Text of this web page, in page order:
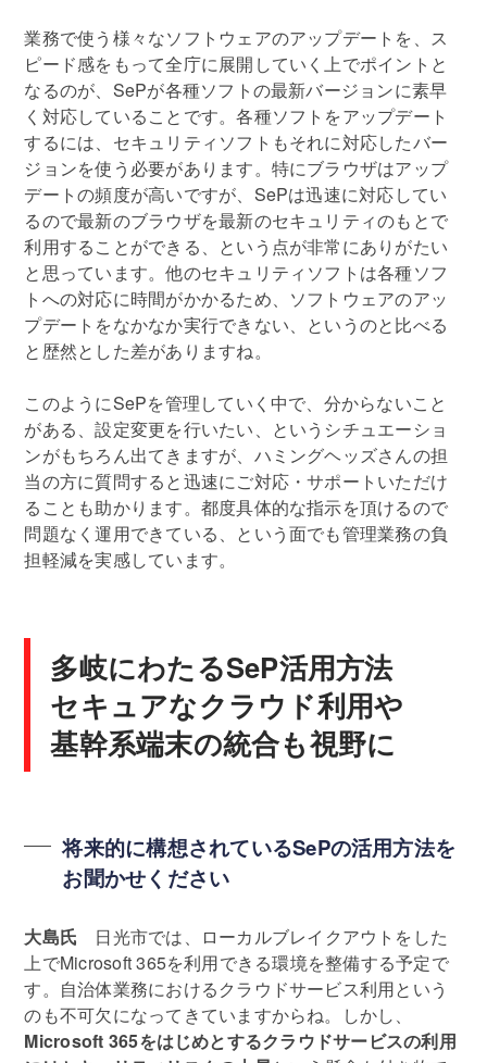
業務で使う様々なソフトウェアのアップデートを、ス
ピード感をもって全庁に展開していく上でポイントと
なるのが、SePが各種ソフトの最新バージョンに素早
く対応していることです。各種ソフトをアップデート
するには、セキュリティソフトもそれに対応したバー
ジョンを使う必要があります。特にブラウザはアップ
デートの頻度が高いですが、SePは迅速に対応してい
るので最新のブラウザを最新のセキュリティのもとで
利用することができる、という点が非常にありがたい
と思っています。他のセキュリティソフトは各種ソフ
トへの対応に時間がかかるため、ソフトウェアのアッ
プデートをなかなか実行できない、というのと比べる
と歴然とした差がありますね。
このようにSePを管理していく中で、分からないこと
がある、設定変更を行いたい、というシチュエーショ
ンがもちろん出てきますが、ハミングヘッズさんの担
当の方に質問すると迅速にご対応・サポートいただけ
ることも助かります。都度具体的な指示を頂けるので
問題なく運用できている、という面でも管理業務の負
担軽減を実感しています。
多岐にわたるSeP活用方法
セキュアなクラウド利用や
基幹系端末の統合も視野に
将来的に構想されているSePの活用方法を
お聞かせください
大島氏 日光市では、ローカルブレイクアウトをした
上でMicrosoft 365を利用できる環境を整備する予定で
す。自治体業務におけるクラウドサービス利用という
のも不可欠になってきていますからね。しかし、
Microsoft 365をはじめとするクラウドサービスの利用